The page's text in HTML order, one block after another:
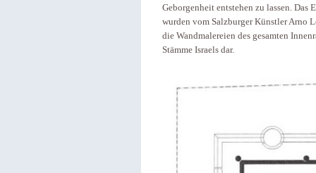
Geborgenheit entstehen zu lassen.
wurden vom Salzburger Künstler Arno
die Wandmalereien des gesamten
Stämme Israels dar.